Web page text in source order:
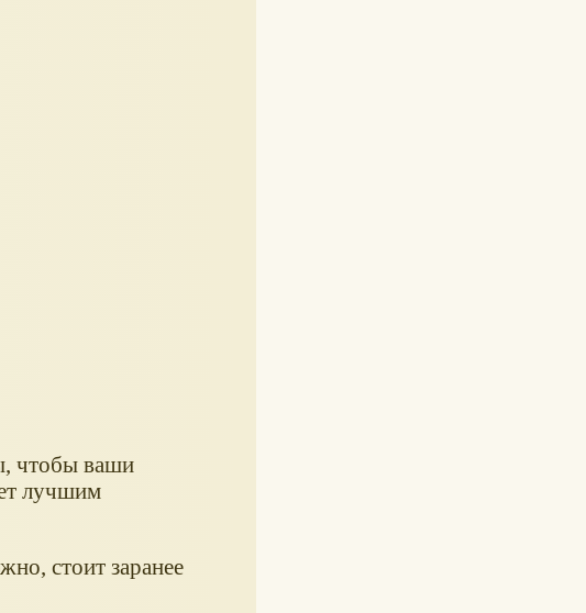
чтобы ваши
лучшим
стоит заранее